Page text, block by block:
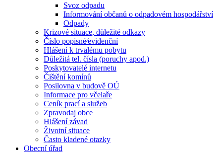
Svoz odpadu
Informování občanů o odpadovém hospodářství
Odpady
Krizové situace, důležité odkazy
Číslo popisné⁄evidenční
Hlášení k trvalému pobytu
Důležitá tel. čísla (poruchy apod.)
Poskytovatelé internetu
Čištění komínů
Posilovna v budově OÚ
Informace pro včelaře
Ceník prací a služeb
Zpravodaj obce
Hlášení závad
Životní situace
Často kladené otazky
Obecní úřad